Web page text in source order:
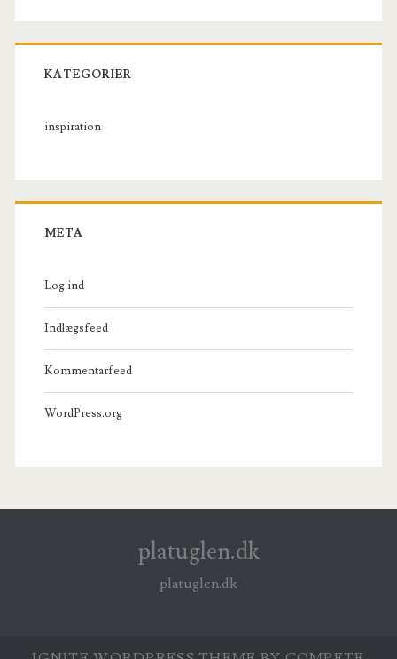
KATEGORIER
inspiration
META
Log ind
Indlægsfeed
Kommentarfeed
WordPress.org
platuglen.dk
platuglen.dk